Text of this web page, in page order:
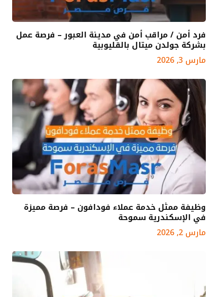
فرد أمن / مراقب أمن في مدينة العبور – فرصة عمل
بشركة جولدن ميتال بالقليوبية
مارس 3, 2026
وظيفة ممثل خدمة عملاء فودافون – فرصة مميزة
في الإسكندرية سموحة
مارس 2, 2026